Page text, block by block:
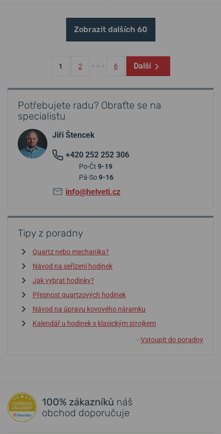
Zobrazit dalších 60
1 2 6 Další
Potřebujete radu? Obraťte se na
specialistu
Jiří Štencek
+420 252 252 306
Po-Čt 9-19
Pá-So9-16
info@helveti.cz
Tipy z poradny
Quartz nebo mechanika?
Návod na seřízení hodinek
Jak vybrat hodinky?
Přesnost quartzových hodinek
Návod na úpravu kovového náramku
Kalendář u hodinek s klasickým strojkem
↓ Vstoupit do poradny
100% zákazníků náš
obchod doporučuje